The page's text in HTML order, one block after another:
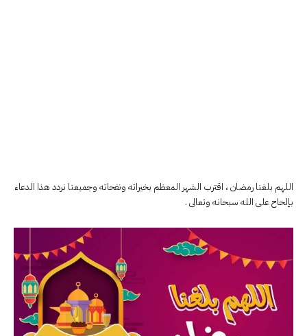
اللهم بلغنا رمضان ، اقترب الشهر المعظم بخيراته ونفحاته وجميعنا نردد هذا الدعاء
بإلحاح على الله سبحانه وتعالى .